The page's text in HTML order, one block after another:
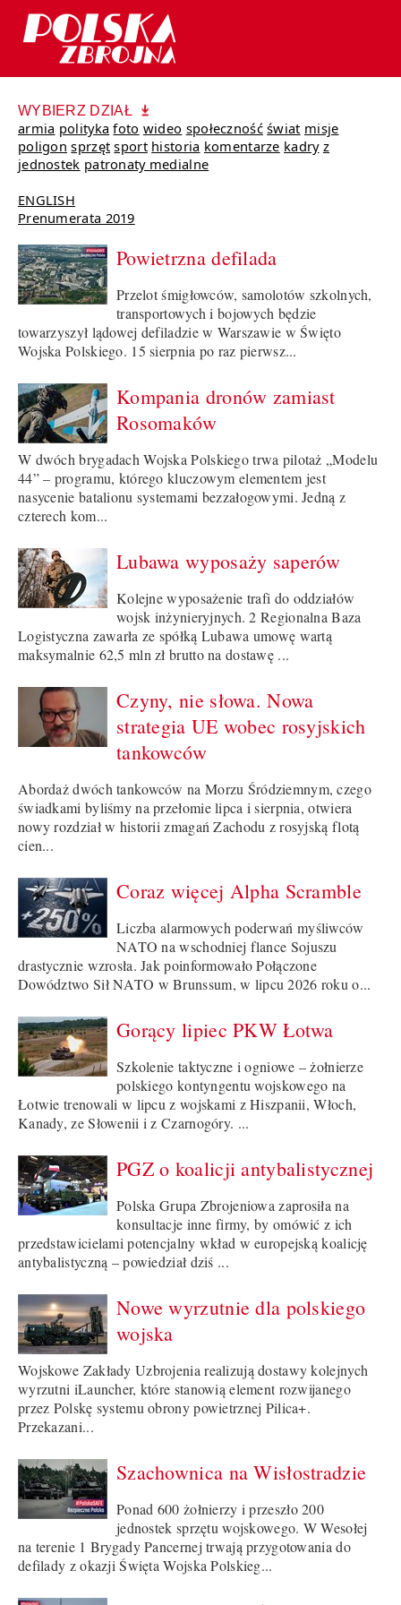
WYBIERZ DZIAŁ
armia polityka foto wideo społeczność świat misje
poligon sprzęt sport historia komentarze kadry z
jednostek patronaty medialne
ENGLISH
Prenumerata 2019
Powietrzna defilada
Przelot śmigłowców, samolotów szkolnych,
transportowych i bojowych będzie
towarzyszył lądowej defiladzie w Warszawie w Święto
Wojska Polskiego. 15 sierpnia po raz pierwsz...
Kompania dronów zamiast
Rosomaków
W dwóch brygadach Wojska Polskiego trwa pilotaż „Modelu
44” – programu, którego kluczowym elementem jest
nasycenie batalionu systemami bezzałogowymi. Jedną z
czterech kom...
Lubawa wyposaży saperów
Kolejne wyposażenie trafi do oddziałów
wojsk inżynieryjnych. 2 Regionalna Baza
Logistyczna zawarła ze spółką Lubawa umowę wartą
maksymalnie 62,5 mln zł brutto na dostawę ...
Czyny, nie słowa. Nowa
strategia UE wobec rosyjskich
tankowców
Abordaż dwóch tankowców na Morzu Śródziemnym, czego
świadkami byliśmy na przełomie lipca i sierpnia, otwiera
nowy rozdział w historii zmagań Zachodu z rosyjską flotą
cien...
Coraz więcej Alpha Scramble
Liczba alarmowych poderwań myśliwców
NATO na wschodniej flance Sojuszu
drastycznie wzrosła. Jak poinformowało Połączone
Dowództwo Sił NATO w Brunssum, w lipcu 2026 roku o...
Gorący lipiec PKW Łotwa
Szkolenie taktyczne i ogniowe – żołnierze
polskiego kontyngentu wojskowego na
Łotwie trenowali w lipcu z wojskami z Hiszpanii, Włoch,
Kanady, ze Słowenii i z Czarnogóry. ...
PGZ o koalicji antybalistycznej
Polska Grupa Zbrojeniowa zaprosiła na
konsultacje inne firmy, by omówić z ich
przedstawicielami potencjalny wkład w europejską koalicję
antybalistyczną – powiedział dziś ...
Nowe wyrzutnie dla polskiego
wojska
Wojskowe Zakłady Uzbrojenia realizują dostawy kolejnych
wyrzutni iLauncher, które stanowią element rozwijanego
przez Polskę systemu obrony powietrznej Pilica+.
Przekazani...
Szachownica na Wisłostradzie
Ponad 600 żołnierzy i przeszło 200
jednostek sprzętu wojskowego. W Wesołej
na terenie 1 Brygady Pancernej trwają przygotowania do
defilady z okazji Święta Wojska Polskieg...